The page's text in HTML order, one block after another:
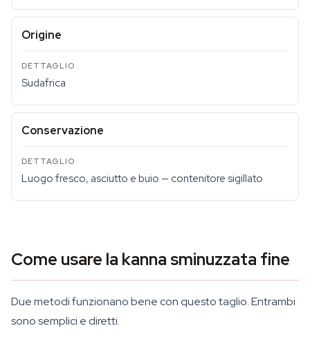
Origine
Sudafrica
Conservazione
Luogo fresco, asciutto e buio — contenitore sigillato
Come usare la kanna sminuzzata fine
Due metodi funzionano bene con questo taglio. Entrambi
sono semplici e diretti.